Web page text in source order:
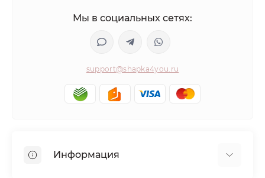
Мы в социальных сетях:
support@shapka4you.ru
Информация